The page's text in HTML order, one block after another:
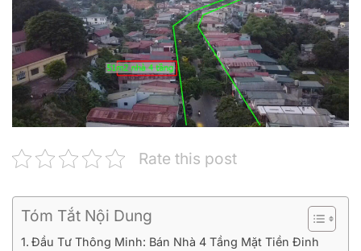
Rate this post
Tóm Tắt Nội Dung
Đầu Tư Thông Minh: Bán Nhà 4 Tầng Mặt Tiền Đinh